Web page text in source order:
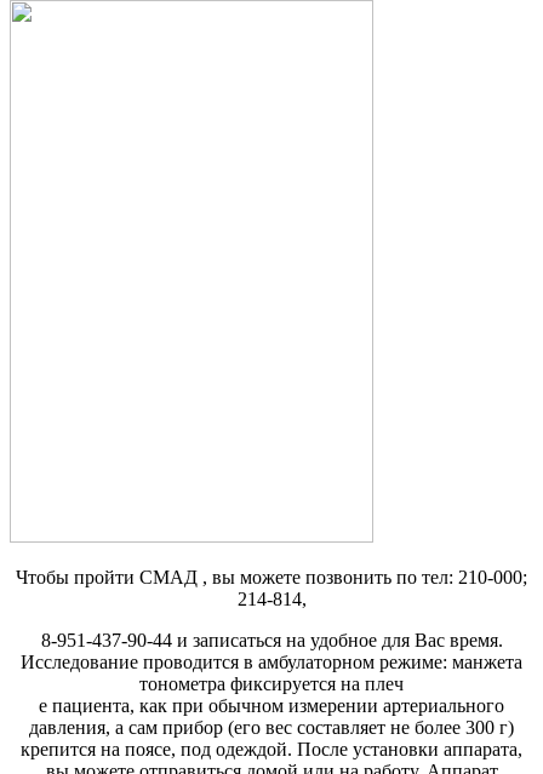
Чтобы пройти СМАД , вы можете позвонить по тел: 210-000;
214-814,
8-951-437-90-44 и записаться на удобное для Вас время.
Исследование проводится в амбулаторном режиме: манжета
тонометра фиксируется на плеч
е пациента, как при обычном измерении артериального
давления, а сам прибор (его вес составляет не более 300 г)
крепится на поясе, под одеждой. После установки аппарата,